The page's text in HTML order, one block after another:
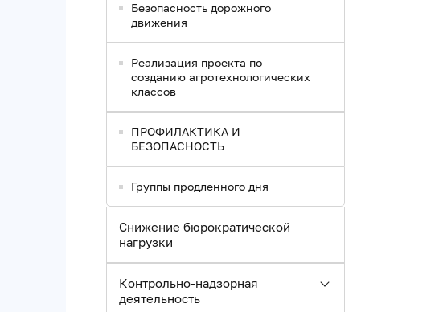
Безопасность дорожного
движения
Реализация проекта по
созданию агротехнологических
классов
ПРОФИЛАКТИКА И
БЕЗОПАСНОСТЬ
Группы продленного дня
Снижение бюрократической
нагрузки
Контрольно-надзорная
деятельность